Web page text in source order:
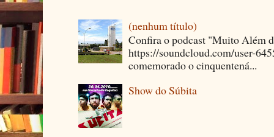
(nenhum título)
Confira o podcast "Muito Além
https://soundcloud.com/user-
comemorado o cinquentená...
Show do Súbita